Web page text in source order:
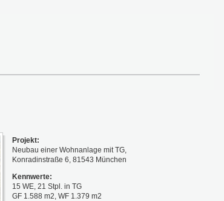
Projekt:
Neubau einer Wohnanlage mit TG,
Konradinstraße 6, 81543 München
Kennwerte:
15 WE, 21 Stpl. in TG
GF 1.588 m2, WF 1.379 m2